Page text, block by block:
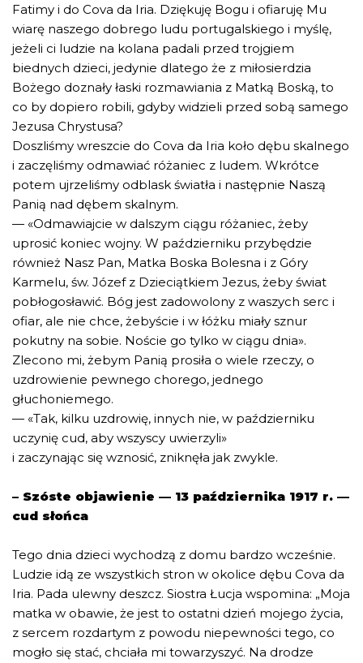
Fatimy i do Cova da Iria. Dziękuję Bogu i ofiaruję Mu
wiarę naszego dobrego ludu portugalskiego i myślę,
jeżeli ci ludzie na kolana padali przed trojgiem
biednych dzieci, jedynie dlatego że z miłosierdzia
Bożego doznały łaski rozmawiania z Matką Boską, to
co by dopiero robili, gdyby widzieli przed sobą samego
Jezusa Chrystusa?
Doszliśmy wreszcie do Cova da Iria koło dębu skalnego
i zaczęliśmy odmawiać różaniec z ludem. Wkrótce
potem ujrzeliśmy odblask światła i następnie Naszą
Panią nad dębem skalnym.
— «Odmawiajcie w dalszym ciągu różaniec, żeby
uprosić koniec wojny. W październiku przybędzie
również Nasz Pan, Matka Boska Bolesna i z Góry
Karmelu, św. Józef z Dzieciątkiem Jezus, żeby świat
pobłogosławić. Bóg jest zadowolony z waszych serc i
ofiar, ale nie chce, żebyście i w łóżku miały sznur
pokutny na sobie. Noście go tylko w ciągu dnia».
Zlecono mi, żebym Panią prosiła o wiele rzeczy, o
uzdrowienie pewnego chorego, jednego
głuchoniemego.
— «Tak, kilku uzdrowię, innych nie, w październiku
uczynię cud, aby wszyscy uwierzyli»
i zaczynając się wznosić, zniknęła jak zwykle.
– Szóste objawienie — 13 października 1917 r. —
cud słońca
Tego dnia dzieci wychodzą z domu bardzo wcześnie.
Ludzie idą ze wszystkich stron w okolice dębu Cova da
Iria. Pada ulewny deszcz. Siostra Łucja wspomina: „Moja
matka w obawie, że jest to ostatni dzień mojego życia,
z sercem rozdartym z powodu niepewności tego, co
mogło się stać, chciała mi towarzyszyć. Na drodze